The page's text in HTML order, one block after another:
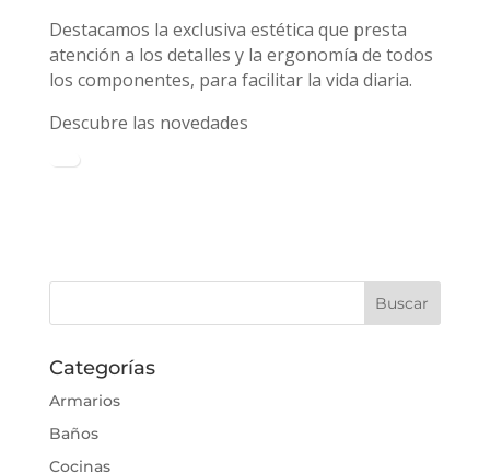
Destacamos la exclusiva estética que presta
atención a los detalles y la ergonomía de todos
los componentes, para facilitar la vida diaria.
Descubre las novedades
Categorías
Armarios
Baños
Cocinas